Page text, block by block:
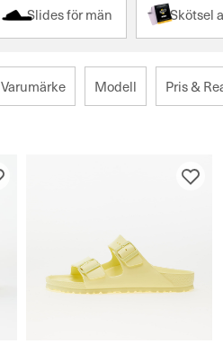
Slides för män Skötsel
Varumärke Modell Pris &